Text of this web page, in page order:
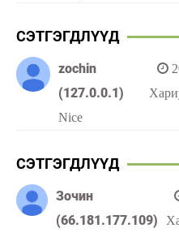
СЭТГЭГДЛҮҮД
zochin
(127.0.0.1)
Nice
СЭТГЭГДЛҮҮД
Зочин
(66.181.177.109)